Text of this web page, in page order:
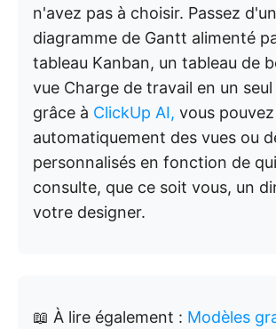
n'avez pas à choisir. Passez d'un
diagramme de Gantt alimenté
tableau Kanban, un tableau de
vue Charge de travail en un
grâce à ClickUp AI, vous
automatiquement des vues ou
personnalisés en fonction de
consulte, que ce soit vous, un
votre designer.
📖 À lire également : Modèles